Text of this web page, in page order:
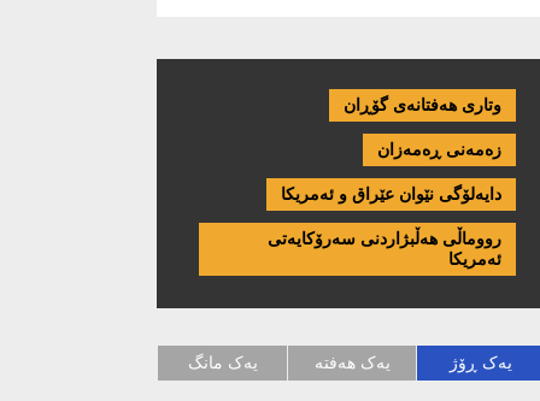
وتاری هەفتانەی گۆڕان
زەمەنی ڕەمەزان
دایەلۆگی نێوان عێراق و ئەمریكا
رووماڵی هەڵبژاردنی سەرۆکایەتی
ئەمریکا
یەک ڕۆژ یەک هەفتە یەک مانگ